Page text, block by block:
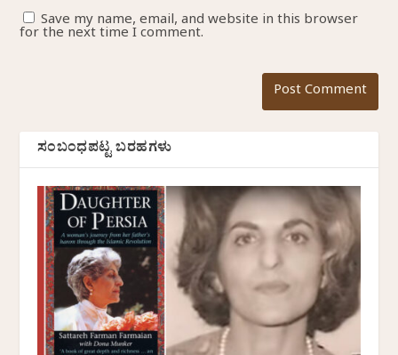
Save my name, email, and website in this browser
for the next time I comment.
ಸಂಬಂಧಪಟ್ಟ ಬರಹಗಳು